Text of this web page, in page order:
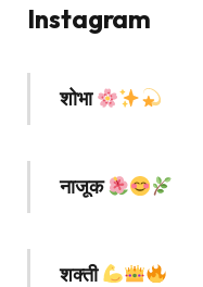
Instagram
शोभा
नाजूक
शक्ती